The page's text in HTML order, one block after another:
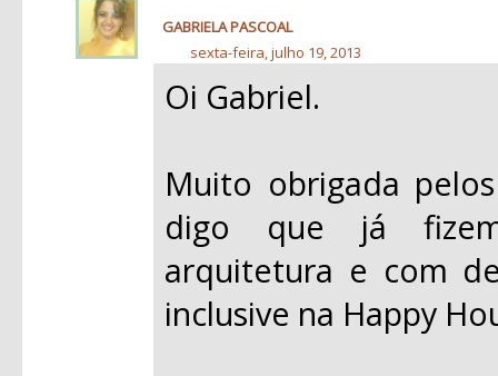
GABRIELA PASCOAL
sexta-feira, julho 19, 2013
Oi Gabriel.
Muito obrigada
digo que já
arquitetura e com
inclusive na Happy